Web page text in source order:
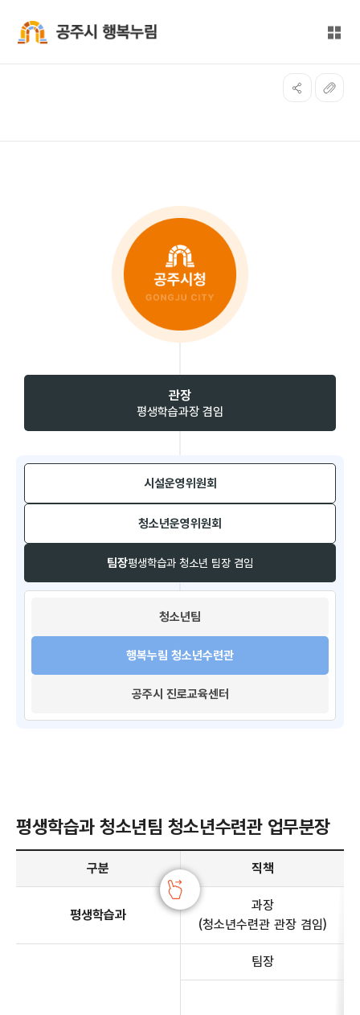
전체
관장
평생학습과장 겸임
시설운영위원회​
팀장평생학습과 청소년 팀장 겸임
청소년운영위원회​
청소년팀​
행복누림 청소년수련관
공주시 진로교육센터
평생학습과 청소년팀 청소년수련관 업무분장
평생학습과 청소년팀 청소년수련관 업무분장 안내 - 구분, 직책, 전화번호, 주요업무 정보 제공
구분
직책
평생학습과
과장
(청소년수련관 관장 겸임)
팀장